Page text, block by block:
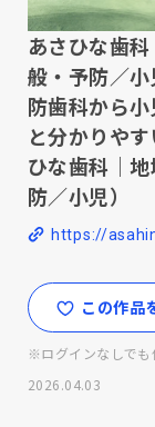
あさひな歯
般・予防／
防歯科から
と分かりや
ひな歯科｜
防／小児）
https://
この作品
※ログインなしでも
2026.04.03